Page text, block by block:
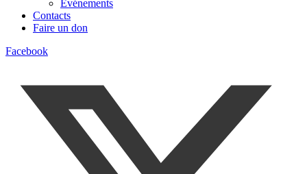
Evénements
Contacts
Faire un don
Facebook